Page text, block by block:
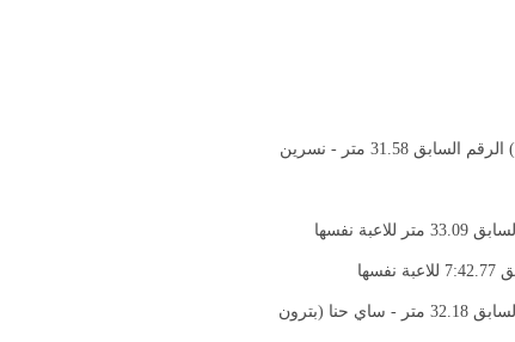
1- زولال بازكجيان (هومنتمن برج حمود) 34.22 متر (رقم قياسي جديد) الرقم السابق 31.58 متر - نسرين
1- إيليانا معوض (بترون ستارز) 38.11 متر (رقم قياسي جديد) الرقم السابق 32.18 متر - ساي حنا (بترون